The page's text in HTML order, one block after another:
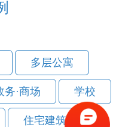
多层公寓
务·商场 学校
住宅建筑